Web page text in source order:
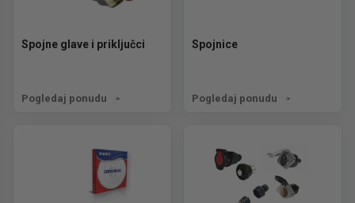
Spojne glave i priključci
Pogledaj ponudu
Spojnice
Pogledaj ponudu